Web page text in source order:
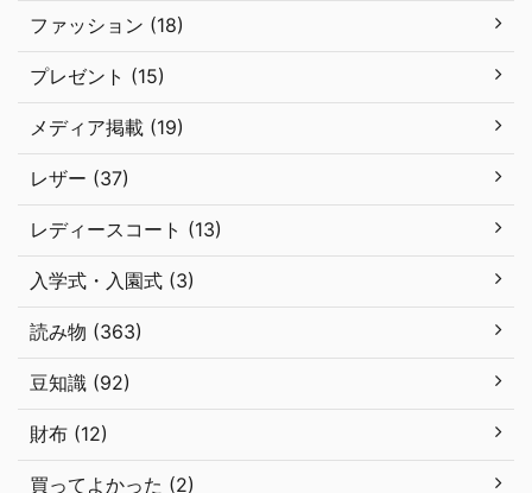
ファッション (18)
プレゼント (15)
メディア掲載 (19)
レザー (37)
レディースコート (13)
入学式・入園式 (3)
読み物 (363)
豆知識 (92)
財布 (12)
買ってよかった (2)